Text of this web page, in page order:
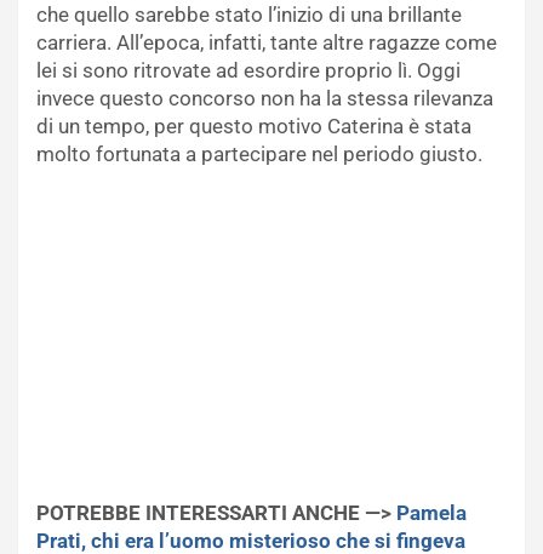
che quello sarebbe stato l’inizio di una brillante
carriera. All’epoca, infatti, tante altre ragazze come
lei si sono ritrovate ad esordire proprio lì. Oggi
invece questo concorso non ha la stessa rilevanza
di un tempo, per questo motivo Caterina è stata
molto fortunata a partecipare nel periodo giusto.
POTREBBE INTERESSARTI ANCHE —> Pamela
Prati, chi era l’uomo misterioso che si fingeva